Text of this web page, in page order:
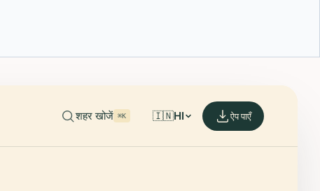
शहर खोजें ⌘K 🇮🇳HI ऐप पाएँ